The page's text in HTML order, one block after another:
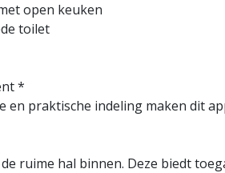
open keuken
toilet
*
en praktische indeling maken dit
ruime hal binnen. Deze biedt